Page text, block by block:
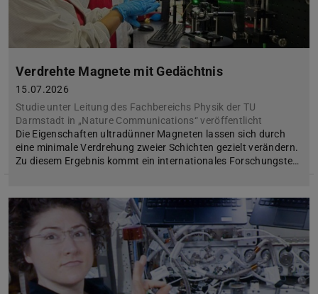
Verdrehte Magnete mit Gedächtnis
15.07.2026
Studie unter Leitung des Fachbereichs Physik der TU
Darmstadt in „Nature Communications“ veröffentlicht
Die Eigenschaften ultradünner Magneten lassen sich durch
eine minimale Verdrehung zweier Schichten gezielt verändern.
Zu diesem Ergebnis kommt ein internationales Forschungste…